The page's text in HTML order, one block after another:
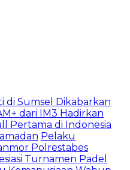
di Sumsel Dikabarkan
dari IM3 Hadirkan
Pertama di Indonesia
Pelaku
Polrestabes
Turnamen Padel